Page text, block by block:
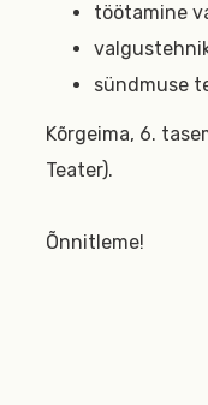
töötamine
sündmuse
Kõrgeima, 6.
Teater).
Õnnitleme!